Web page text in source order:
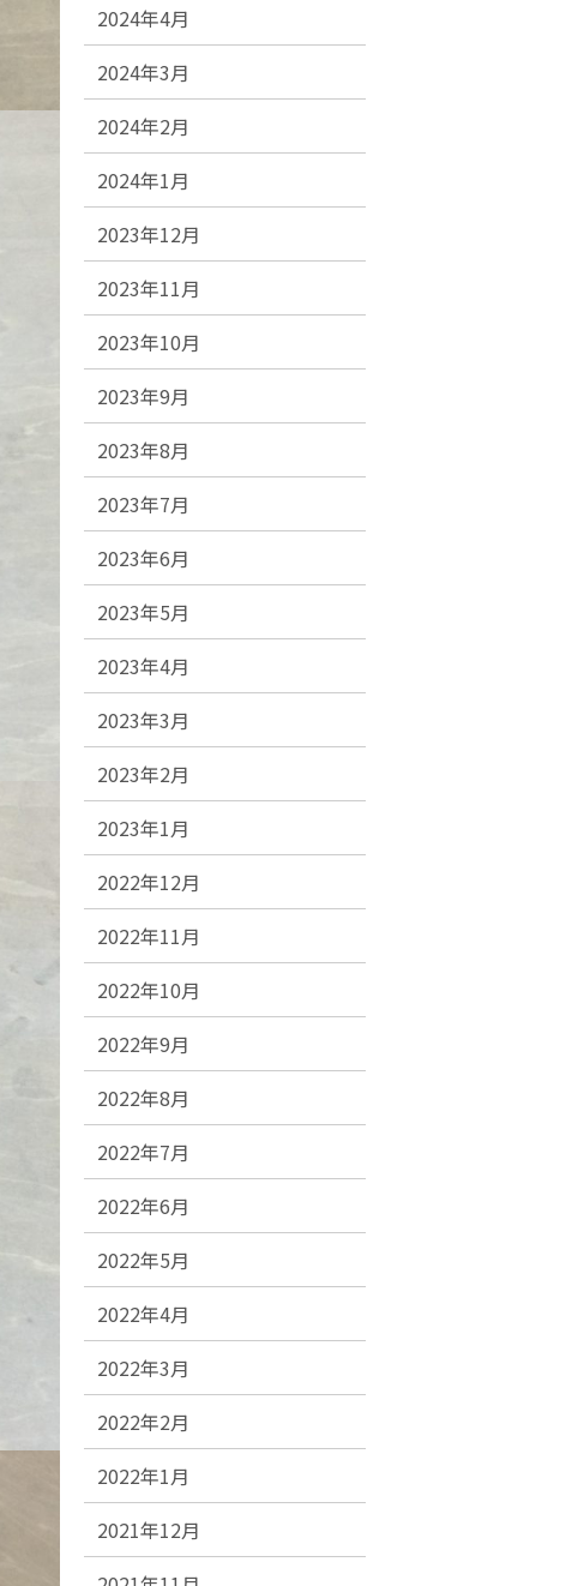
2024年4月
2024年3月
2024年2月
2024年1月
2023年12月
2023年11月
2023年10月
2023年9月
2023年8月
2023年7月
2023年6月
2023年5月
2023年4月
2023年3月
2023年2月
2023年1月
2022年12月
2022年11月
2022年10月
2022年9月
2022年8月
2022年7月
2022年6月
2022年5月
2022年4月
2022年3月
2022年2月
2022年1月
2021年12月